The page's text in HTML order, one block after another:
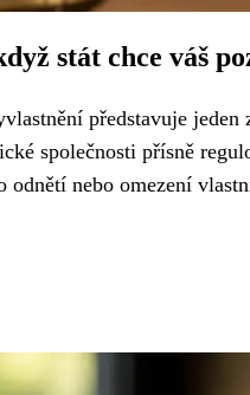
stát chce váš
představuje jeden
společnosti přísně
nebo omezení